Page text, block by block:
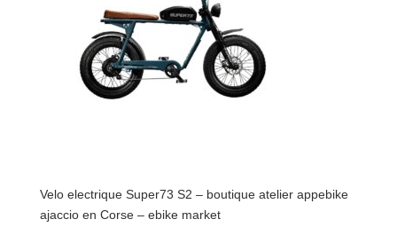
Velo electrique Super73 S2 – boutique atelier appebike
ajaccio en Corse – ebike market